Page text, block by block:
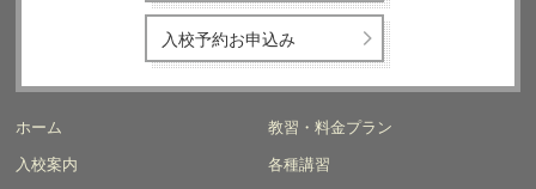
入校予約お申込み
ホーム 教習・料金プラン
入校案内 各種講習